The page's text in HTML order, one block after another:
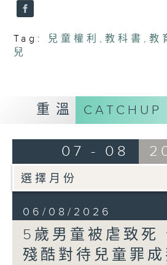
Tag: 兒童權利 ,教科書 ,教
兒
重溫 CATCHUP
07 - 08
06/08/2026
5歲男童被虐致死
殘酷對待兒童罪